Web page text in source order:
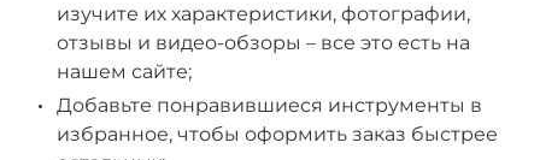
изучите их характеристики, фотографии,
отзывы и видео-обзоры – все это есть на
нашем сайте;
Добавьте понравившиеся инструменты в
избранное, чтобы оформить заказ быстрее